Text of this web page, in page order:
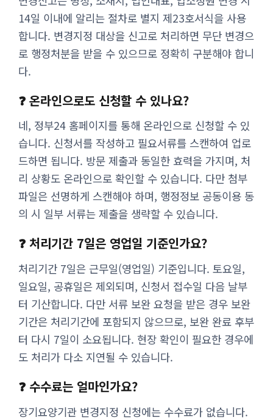
14일 이내에 알리는 절차로 별지 제23호서식을 사용
합니다. 변경지정 대상을 신고로 처리하면 무단 변경으
로 행정처분을 받을 수 있으므로 정확히 구분해야 합니
다.
❓ 온라인으로도 신청할 수 있나요?
네, 정부24 홈페이지를 통해 온라인으로 신청할 수 있
습니다. 신청서를 작성하고 필요서류를 스캔하여 업로
드하면 됩니다. 방문 제출과 동일한 효력을 가지며, 처
리 상황도 온라인으로 확인할 수 있습니다. 다만 첨부
파일은 선명하게 스캔해야 하며, 행정정보 공동이용 동
의 시 일부 서류는 제출을 생략할 수 있습니다.
❓ 처리기간 7일은 영업일 기준인가요?
처리기간 7일은 근무일(영업일) 기준입니다. 토요일,
일요일, 공휴일은 제외되며, 신청서 접수일 다음 날부
터 기산합니다. 다만 서류 보완 요청을 받은 경우 보완
기간은 처리기간에 포함되지 않으므로, 보완 완료 후부
터 다시 7일이 소요됩니다. 현장 확인이 필요한 경우에
도 처리가 다소 지연될 수 있습니다.
❓ 수수료는 얼마인가요?
장기요양기관 변경지정 신청에는 수수료가 없습니다.